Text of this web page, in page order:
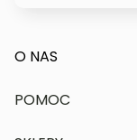
O NAS
Nasze wartości
POMOC